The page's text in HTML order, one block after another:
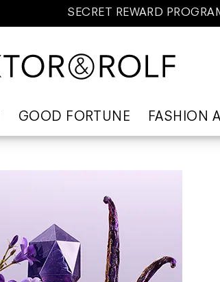
SECRET REWARD
GOOD FORTUNE FASHION